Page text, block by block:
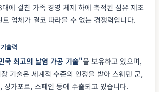
에 걸친 가족 경영 체제 하에 축적된 섬유 제조
업체가 결코 따라올 수 없는 경쟁력입니다.
술력
국 최고의 날염 가공 기술"을 보유하고 있으며,
기술은 세계적 수준의 인정을 받아 스웨덴 군,
싱가포르, 스페인 등에 수출되고 있습니다.